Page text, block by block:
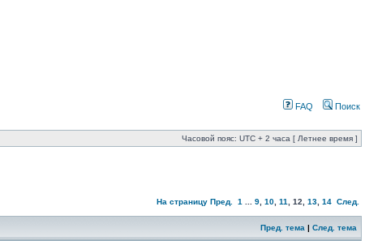
FAQ
Поиск
Часовой пояс: UTC + 2 часа [ Летнее время ]
На страницу Пред. 1 9 10 11 12 13 14 След.
Пред. тема | След. тема